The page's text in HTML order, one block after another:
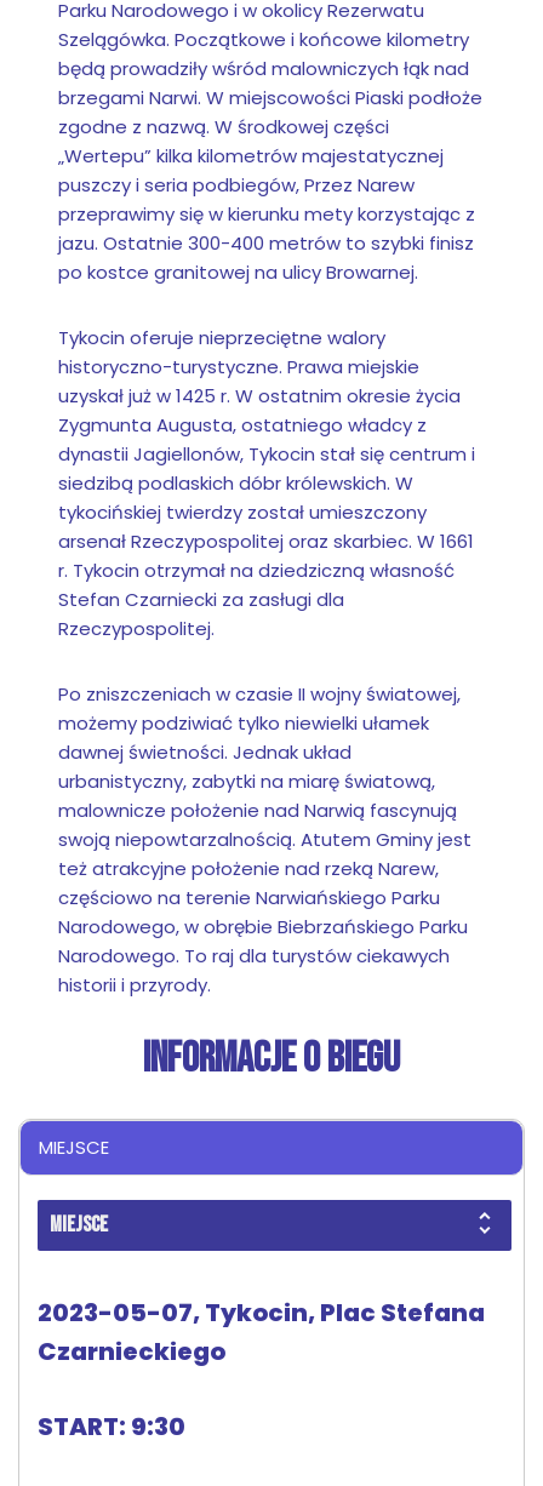
Parku Narodowego i w okolicy Rezerwatu
Szelągówka. Początkowe i końcowe kilometry
będą prowadziły wśród malowniczych łąk nad
brzegami Narwi. W miejscowości Piaski podłoże
zgodne z nazwą. W środkowej części
„Wertepu” kilka kilometrów majestatycznej
puszczy i seria podbiegów, Przez Narew
przeprawimy się w kierunku mety korzystając z
jazu. Ostatnie 300-400 metrów to szybki finisz
po kostce granitowej na ulicy Browarnej.
Tykocin oferuje nieprzeciętne walory
historyczno-turystyczne. Prawa miejskie
uzyskał już w 1425 r. W ostatnim okresie życia
Zygmunta Augusta, ostatniego władcy z
dynastii Jagiellonów, Tykocin stał się centrum i
siedzibą podlaskich dóbr królewskich. W
tykocińskiej twierdzy został umieszczony
arsenał Rzeczypospolitej oraz skarbiec. W 1661
r. Tykocin otrzymał na dziedziczną własność
Stefan Czarniecki za zasługi dla
Rzeczypospolitej.
Po zniszczeniach w czasie II wojny światowej,
możemy podziwiać tylko niewielki ułamek
dawnej świetności. Jednak układ
urbanistyczny, zabytki na miarę światową,
malownicze położenie nad Narwią fascynują
swoją niepowtarzalnością. Atutem Gminy jest
też atrakcyjne położenie nad rzeką Narew,
częściowo na terenie Narwiańskiego Parku
Narodowego, w obrębie Biebrzańskiego Parku
Narodowego. To raj dla turystów ciekawych
historii i przyrody.
INFORMACJE O BIEGU
MIEJSCE
MIEJSCE
2023-05-07, Tykocin, Plac Stefana
Czarnieckiego
START: 9:30